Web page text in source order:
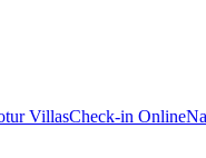
VillasCheck-in Online